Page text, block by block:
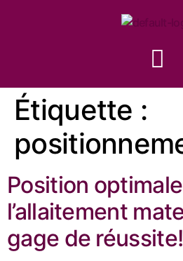
Étiquette :
Position
l’allaitement
gage de réussite!